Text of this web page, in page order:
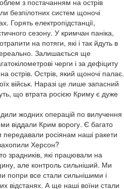
з постачанням на острів
безпілотних систем щоночі
Горять електропідстанції,
сезону. У кримчан паніка,
на потяги, які і так йдуть в
Залишається ще
черги і за дефіциту
острів. Острів, який щоночі палає.
військ. Наразі це лише запасний
що втрата росією Криму є дуже
жодних операцій по вилучення
віддали Крим ворогу. Є багато
передавали росіянам наші ракети
Херсон?
зрадників, які працювали на
але контроль сильніший. Ми
попри все стали сильнішими і
відстанях. А ще наші воїни стали